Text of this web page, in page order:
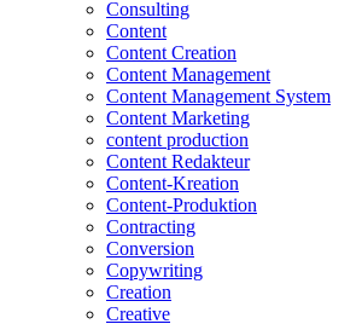
Consulting
Content
Content Creation
Content Management
Content Management System
Content Marketing
content production
Content Redakteur
Content-Kreation
Content-Produktion
Contracting
Conversion
Copywriting
Creation
Creative